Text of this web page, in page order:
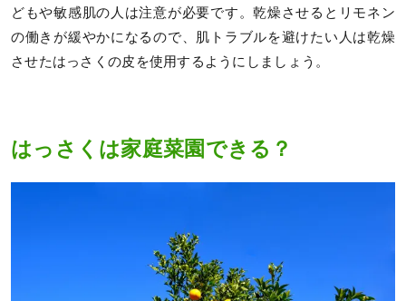
どもや敏感肌の人は注意が必要です。乾燥させるとリモネン
の働きが緩やかになるので、肌トラブルを避けたい人は乾燥
させたはっさくの皮を使用するようにしましょう。
はっさくは家庭菜園できる？